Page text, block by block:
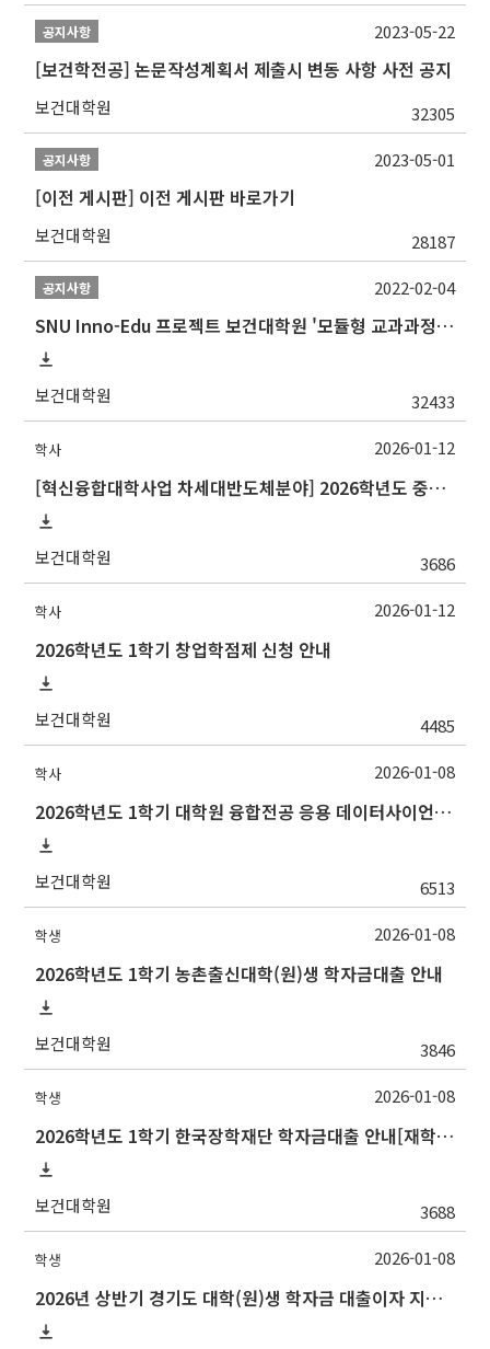
공지사항
[보건학전공] 논문작성계획서 제출시 변동 사항 사전 공지
보건대학원 32305
2023-05-22
공지사항
[이전 게시판] 이전 게시판 바로가기
보건대학원 28187
2023-05-01
공지사항
SNU Inno-Edu 프로젝트 보건대학원 '모듈형 교과과정' 안내(revised 2022/2/28)
보건대학원 32433
2022-02-04
학사
[혁신융합대학사업 차세대반도체분야] 2026학년도 중앙대학교 1학기 교류 수학 안내
보건대학원 3686
2026-01-12
학사
2026학년도 1학기 창업학점제 신청 안내
보건대학원 4485
2026-01-12
학사
2026학년도 1학기 대학원 융합전공 응용 데이터사이언스 선발 계획 알림
보건대학원 6513
2026-01-08
학생
2026학년도 1학기 농촌출신대학(원)생 학자금대출 안내
보건대학원 3846
2026-01-08
학생
2026학년도 1학기 한국장학재단 학자금대출 안내[재학생]
보건대학원 3688
2026-01-08
학생
2026년 상반기 경기도 대학(원)생 학자금 대출이자 지원 안내
2026-01-08